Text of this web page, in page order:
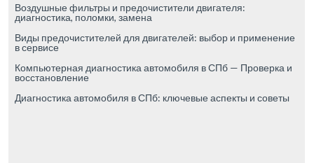
Воздушные фильтры и предочистители двигателя:
диагностика, поломки, замена
Виды предочистителей для двигателей: выбор и применение
в сервисе
Компьютерная диагностика автомобиля в СПб — Проверка и
восстановление
Диагностика автомобиля в СПб: ключевые аспекты и советы